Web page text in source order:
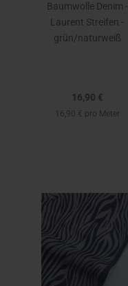
Baumwolle Denim -
Laurent Streifen -
grün/naturweiß
16,90 €
16,90 € pro Meter